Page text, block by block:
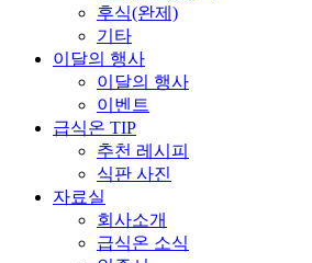
후식(완제)
기타
이달의 행사
이달의 행사
이벤트
급식온 TIP
추천 레시피
식판 사진
자료실
회사소개
급식온 소식